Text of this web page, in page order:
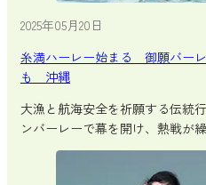
2025年05月20日
糸満ハーレー始まる 御願バー
も 沖縄
大漁と航海安全を祈願する伝統
ンバーレーで幕を開け、熱戦が